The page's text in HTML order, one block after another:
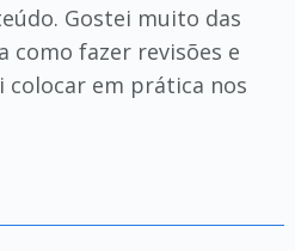
Gostei muito das
como fazer revisões e
em prática nos